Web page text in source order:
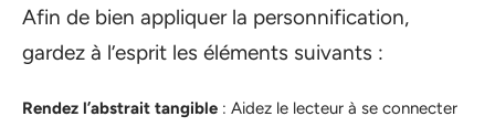
Afin de bien appliquer la personnification,
gardez à l’esprit les éléments suivants :
Rendez l’abstrait tangible : Aidez le lecteur à se connecter